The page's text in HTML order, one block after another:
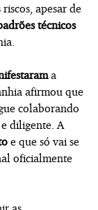
apesar de
técnicos
a
afirmou que
colaborando
diligente. A
e que só vai se
oficialmente